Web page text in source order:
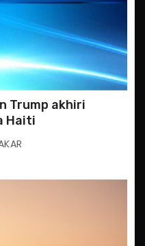
Trump akhiri
Haiti